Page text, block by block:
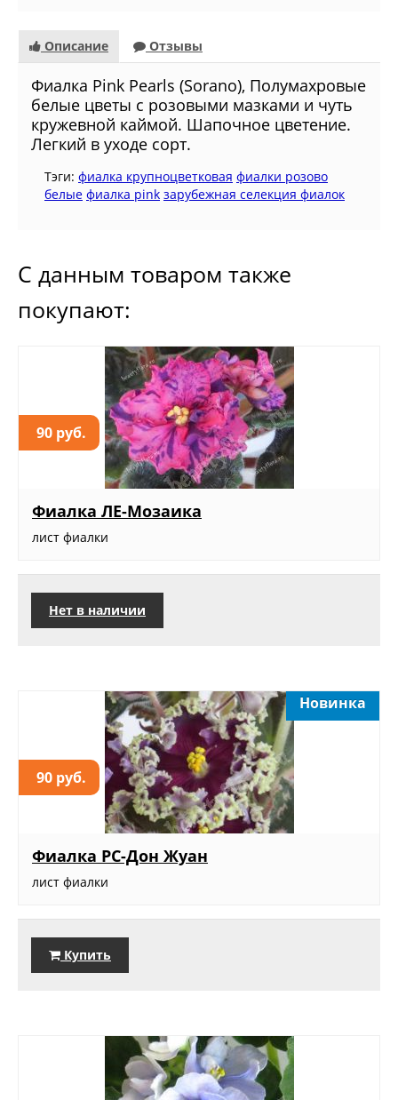
Описание Отзывы
Фиалка Pink Pearls (Sorano), Полумахровые
белые цветы с розовыми мазками и чуть
кружевной каймой. Шапочное цветение.
Легкий в уходе сорт.
Тэги: фиалка крупноцветковая фиалки розово
белые фиалка pink зарубежная селекция фиалок
С данным товаром также
покупают:
90 руб.
Фиалка ЛЕ-Мозаика
лист фиалки
Нет в наличии
90 руб.
Новинка
Фиалка РС-Дон Жуан
лист фиалки
Купить